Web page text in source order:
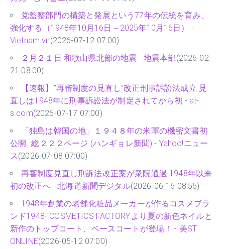
党監察部門の構築と発展という77年の伝統を育み、
強化する（1948年10月16日～2025年10月16日） -
Vietnam.vn(2026-07-12 07:00)
２月２１日 和歌山県北部の地震 - 地震本部(2026-02-
21 08:00)
【速報】“再審制度の見直し”改正刑事訴訟法成立 見
直しは1948年に刑事訴訟法が制定されてから初 - at-
s.com(2026-07-17 07:00)
「独島は韓国の地」１９４８年の米軍の機密文書初
公開…総２２２ページ (ハンギョレ新聞) - Yahoo!ニュー
ス(2026-07-08 07:00)
再審制度見直し刑訴法改正案が衆院通過 1948年以来
初の改正へ - 北海道新聞デジタル(2026-06-16 08:55)
1948年創業の老舗化粧品メーカーが作るコスメブラ
ンド1948- COSMETICS FACTORY.より夏の新色ネイルと
新作のトップコート、ベースコートが登場！ - 美ST
ONLINE(2026-05-12 07:00)